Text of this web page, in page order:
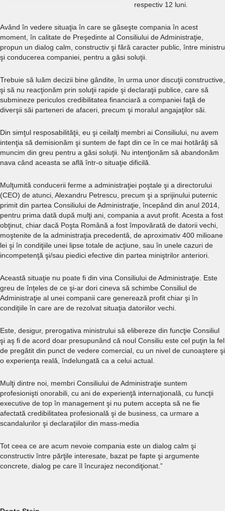
respectiv 12 luni.
Având în vedere situaţia în care se găseşte compania în acest
moment, în calitate de Preşedinte al Consiliului de Administraţie,
propun un dialog calm, constructiv şi fără caracter public, între ministru
şi conducerea companiei, pentru a găsi soluţii.
Trebuie să luăm decizii bine gândite, în urma unor discuţii constructive,
şi să nu reacţionăm prin soluţii rapide şi declaraţii publice, care să
submineze periculos credibilitatea financiară a companiei faţă de
diverşii săi parteneri de afaceri, precum şi moralul angajaţilor săi.
Din simţul resposabilităţii, eu şi ceilalţi membri ai Consiliului, nu avem
intenţia să demisionăm şi suntem de fapt din ce în ce mai hotărâţi să
muncim din greu pentru a găsi soluţii. Nu intenţionăm să abandonăm
nava când aceasta se află într-o situaţie dificilă.
Mulţumită conducerii ferme a administraţiei poştale şi a directorului
(CEO) de atunci, Alexandru Petrescu, precum şi a sprijinului puternic
primit din partea Consiliului de Administraţie, începând din anul 2014,
pentru prima dată după mulţi ani, compania a avut profit. Acesta a fost
obţinut, chiar dacă Poşta Română a fost împovărată de datorii vechi,
moştenite de la administraţia precedentă, de aproximativ 400 milioane
lei şi în condiţiile unei lipse totale de acţiune, sau în unele cazuri de
incompetenţă şi/sau piedici efective din partea miniştrilor anteriori.
Această situaţie nu poate fi din vina Consiliului de Administraţie. Este
greu de înţeles de ce şi-ar dori cineva să schimbe Consiliul de
Administraţie al unei companii care generează profit chiar şi în
condiţiile în care are de rezolvat situaţia datoriilor vechi.
Este, desigur, prerogativa ministrului să elibereze din funcţie Consiliul
şi aş fi de acord doar presupunând că noul Consiliu este cel puţin la fel
de pregătit din punct de vedere comercial, cu un nivel de cunoaştere şi
o experienţa reală, îndelungată ca a celui actual.
Mulţi dintre noi, membri Consiliului de Administraţie suntem
profesionişti onorabili, cu ani de experienţă internaţională, cu funcţii
executive de top în management şi nu putem accepta să ne fie
afectată credibilitatea profesională şi de business, ca urmare a
scandalurilor şi declaraţiilor din mass-media
Tot ceea ce are acum nevoie compania este un dialog calm şi
constructiv între părţile interesate, bazat pe fapte şi argumente
concrete, dialog pe care îl încurajez necondiţionat.”